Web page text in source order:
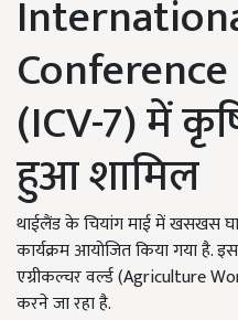
(ICV-7) में
हुआ शामिल
थाईलैंड के चियांग माई में खसखस
कार्यक्रम आयोजित किया गया है.
एग्रीकल्चर वर्ल्ड (Agriculture
करने जा रहा है.